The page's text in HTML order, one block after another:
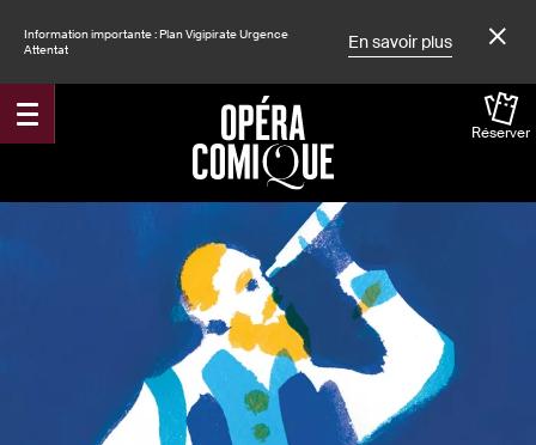
Information importante : Plan Vigipirate Urgence
Attentat
En savoir plus
Réserver
Accueil